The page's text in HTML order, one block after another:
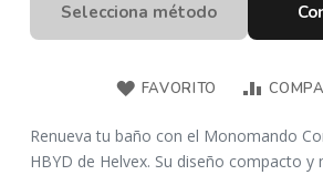
Selecciona método
FAVORITO
Renueva tu baño con el Monomando
HBYD de Helvex. Su diseño compacto y